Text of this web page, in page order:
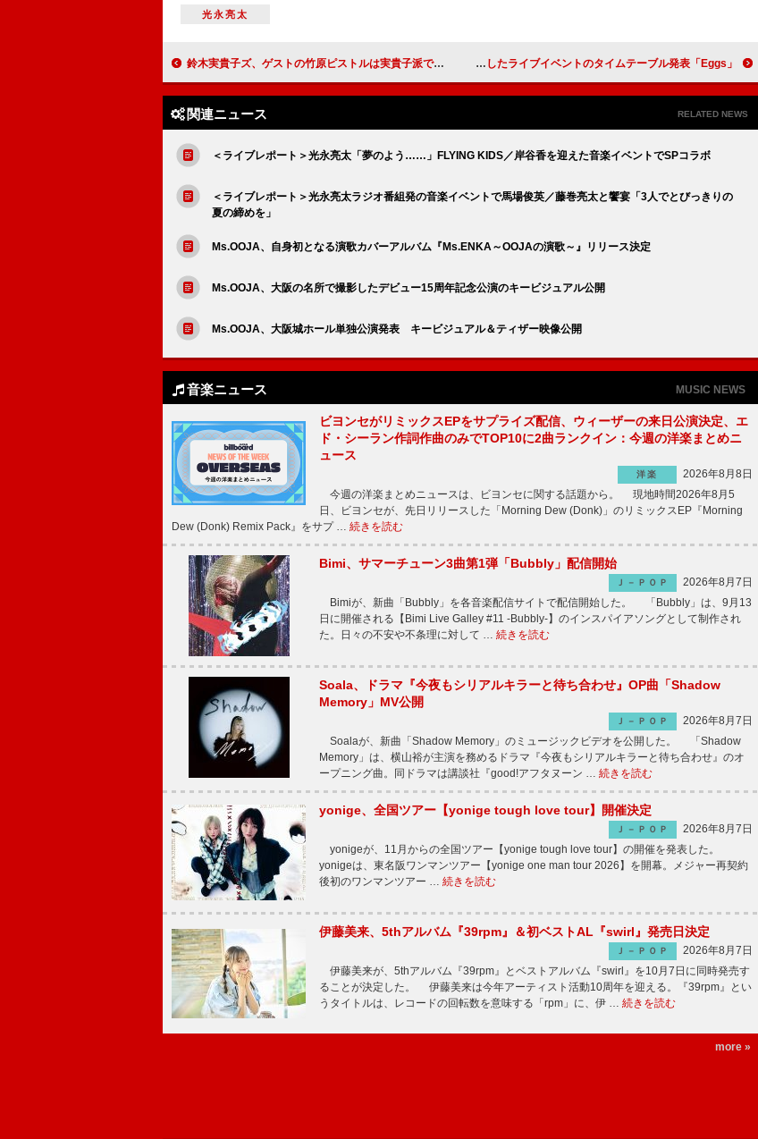
光永亮太
鈴木実貴子ズ、ゲストの竹原ピストルは実貴子派ではなく“ズ派”だった AL『いばら』ツアー初日レポート到着 「Eggs」10周年を記念したライブイベントのタイムテーブル発表
関連ニュース RELATED NEWS
＜ライブレポート＞光永亮太「夢のよう……」FLYING KIDS／岸谷香を迎えた音楽イベントでSPコラボ
＜ライブレポート＞光永亮太ラジオ番組発の音楽イベントで馬場俊英／藤巻亮太と饗宴「3人でとびっきりの
夏の締めを」
Ms.OOJA、自身初となる演歌カバーアルバム『Ms.ENKA～OOJAの演歌～』リリース決定
Ms.OOJA、大阪の名所で撮影したデビュー15周年記念公演のキービジュアル公開
Ms.OOJA、大阪城ホール単独公演発表 キービジュアル＆ティザー映像公開
音楽ニュース MUSIC NEWS
ビヨンセがリミックスEPをサプライズ配信、ウィーザーの来日公演決定、エ
ド・シーラン作詞作曲のみでTOP10に2曲ランクイン：今週の洋楽まとめニ
ュース
洋楽
2026年8月8日
今週の洋楽まとめニュースは、ビヨンセに関する話題から。 現地時間2026年8月5
日、ビヨンセが、先日リリースした「Morning Dew (Donk)」のリミックスEP『Morning
Dew (Donk) Remix Pack』をサプ … 続きを読む
Bimi、サマーチューン3曲第1弾「Bubbly」配信開始
Ｊ－ＰＯＰ
2026年8月7日
Bimiが、新曲「Bubbly」を各音楽配信サイトで配信開始した。 「Bubbly」は、9月13
日に開催される【Bimi Live Galley #11 -Bubbly-】のインスパイアソングとして制作され
た。日々の不安や不条理に対して … 続きを読む
Soala、ドラマ『今夜もシリアルキラーと待ち合わせ』OP曲「Shadow
Memory」MV公開
Ｊ－ＰＯＰ
2026年8月7日
Soalaが、新曲「Shadow Memory」のミュージックビデオを公開した。 「Shadow
Memory」は、横山裕が主演を務めるドラマ『今夜もシリアルキラーと待ち合わせ』のオ
ープニング曲。同ドラマは講談社『good!アフタヌーン … 続きを読む
yonige、全国ツアー【yonige tough love tour】開催決定
Ｊ－ＰＯＰ
2026年8月7日
yonigeが、11月からの全国ツアー【yonige tough love tour】の開催を発表した。
yonigeは、東名阪ワンマンツアー【yonige one man tour 2026】を開幕。メジャー再契約
後初のワンマンツアー … 続きを読む
伊藤美来、5thアルバム『39rpm』＆初ベストAL『swirl』発売日決定
Ｊ－ＰＯＰ
2026年8月7日
伊藤美来が、5thアルバム『39rpm』とベストアルバム『swirl』を10月7日に同時発売す
ることが決定した。 伊藤美来は今年アーティスト活動10周年を迎える。『39rpm』とい
うタイトルは、レコードの回転数を意味する「rpm」に、伊 … 続きを読む
more »